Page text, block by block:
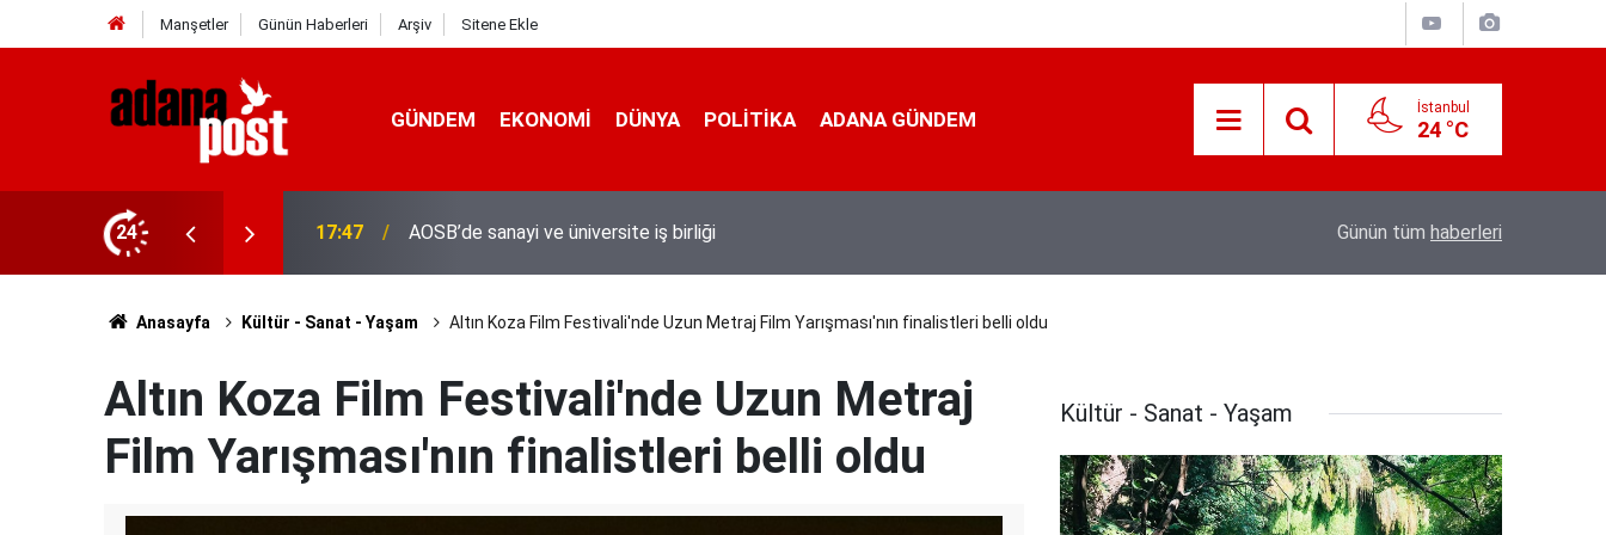
Manşetler Günün Haberleri Arşiv Sitene Ekle
GÜNDEM EKONOMI DÜNYA POLİTİKA ADANA GÜNDEM İstanbul
24 °C
24 17:41 Adana'da servis taşımacıları yeni plaka ihalesine tepki gösterdi
Danişma Merkezini Ziyaret Etti
Günün tüm haberleri
Anasayfa Kültür - Sanat - Yaşam Altın Koza Film Festivali'nde Uzun Metraj Film Yarışması'nın finalistleri belli oldu
Altın Koza Film Festivali'nde Uzun Metraj
Film Yarışması'nın finalistleri belli oldu
Kültür - Sanat - Yaşam